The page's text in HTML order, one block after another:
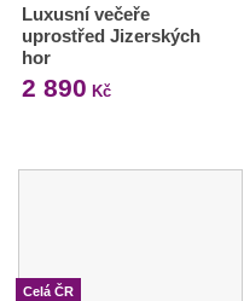
Luxusní večeře
uprostřed Jizerských
hor
2 890 Kč
Celá ČR